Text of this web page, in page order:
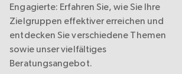
Engagierte: Erfahren Sie, wie Sie Ihre
Zielgruppen effektiver erreichen und
entdecken Sie verschiedene Themen
sowie unser vielfältiges
Beratungsangebot.